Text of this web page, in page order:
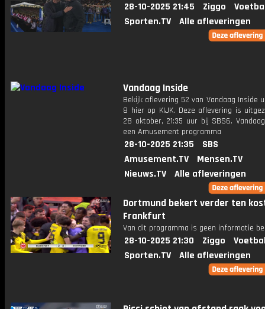
28-10-2025 21:45 Ziggo
Sporten.TV
Alle afleveringen
Vandaag Inside
Bekijk aflevering 52 van Vandaag Inside
8 hier op KIJK. Deze aflevering is
28 oktober, 21:35 uur bij SBS6.
een Amusement programma
28-10-2025 21:35
SBS
Amusement.TV
Mensen.TV
Nieuws.TV
Alle afleveringen
Dortmund bekert verder ten
Frankfurt
Van dit programma is geen informatie
28-10-2025 21:30 Ziggo
Sporten.TV
Alle afleveringen